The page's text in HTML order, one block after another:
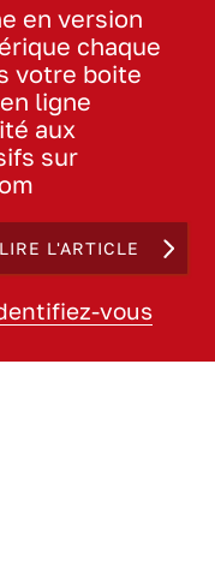
en version
chaque
votre boite
ligne
aux
sur
L'ARTICLE
vous